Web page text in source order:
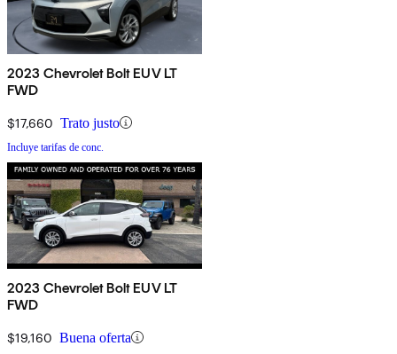
2023 Chevrolet Bolt EUV LT
FWD
$17,660 Trato justo
Incluye tarifas de conc.
2023 Chevrolet Bolt EUV LT
FWD
$19,160 Buena oferta